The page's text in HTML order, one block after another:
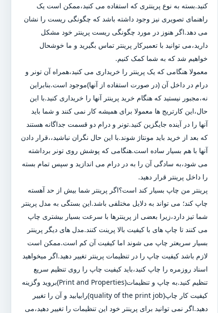
کنید.بسته به نوع پرینتری که استفاده می کنید،ممکن است یک
راهنمای تصویری نیز وجود داشته باشد که چگونگی ریست را نشان
می دهد.اگر هنوز در مورد چگونگی ریست پرینتر خود مشکل
دارید،می توانید با تعمیرکار پرینتر تماس بگیرید و ما خوشحال
خواهیم شد که به شما کمک کنیم.
معمولا هنگامی که یک پرینتر را خریداری می کنید،همراه آن تونر و
درام در داخل آن (در صورت استفاده از آنها)موجود است.بنابراین
نه،مجبور نیستید که هنگام خرید پرینتر آنها را خریداری کنید.با این
حال،این کارتریج ها معمولا برای همیشه کار نمی کنند و شما باید
آنها را در آینده جایگزین کنید.تونر و درام دو قسمت جداگانه هستند
که بعد از خرید باید مونتاژ شوند.با این حال نگران نباشید،،قرار دادن
آنها با هم بسیار ساده است.هنگامی که پوشش روی تونر برداشته
می شود،به سادگی آن را به در درام می اندازید و سپس تمام بسته
را داخل پرینتر قرار دهید.
پرینتر من چاپ بسیار کند است؟اگر پرینتر شما بیش از حد آهسته
چاپ کند؛ می تواند به دلایل مختلفی باشد.این بستگی به مدل پرینتر
شما تیز دارد،زیرا بعضی از پرینترها با سرعت بسیار بیشتری چاپ
می کنند تا چاپ های با کیفیت بالا پرینت کنند.مدل های دیگر پرینتر
بسیار سریعتر چاپ می شوند اما کیفیت آن کم است.ممکن است
لازم باشد کیفیت چاپ را در تنظیمات پرینتر تغییر دهید.اگر میخواهید
اسناد روزمره را چاپ کنید،باید کیفیت چاپ را روی تنظیم سریع
تنظیم کنید.به چاپ و تنظیمات(Print and Properties)بروید وگزینه
کیفیت کار چاپ(quality of the print job)رابیابید و آن را تغییر
دهید.اگر نمی توانید برای پرینتر خود این تنظیمات را تغییر دهید،می